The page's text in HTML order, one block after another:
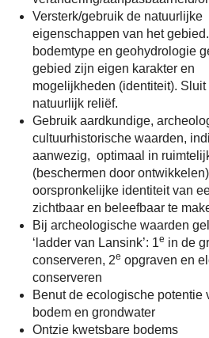
Versterk/gebruik de natuurlijke
eigenschappen van het
bodemtype en geohydrologie
gebied zijn eigen karakter en
mogelijkheden (identiteit). Sluit
natuurlijk reliëf.
Gebruik aardkundige,
cultuurhistorische waarden,
aanwezig, optimaal in
(beschermen door
oorspronkelijke identiteit van
zichtbaar en beleefbaar te
Bij archeologische waarden
‘ladder van Lansink’: 1e in de
conserveren, 2e opgraven en
conserveren
Benut de ecologische potentie
bodem en grondwater
Ontzie kwetsbare bodems